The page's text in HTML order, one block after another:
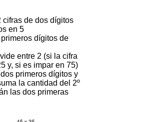
cifras de dos dígitos
en 5
dígitos de
entre 2 (si la cifra
y, si es impar en 75)
primeros dígitos y
la cantidad del 2º
las dos primeras